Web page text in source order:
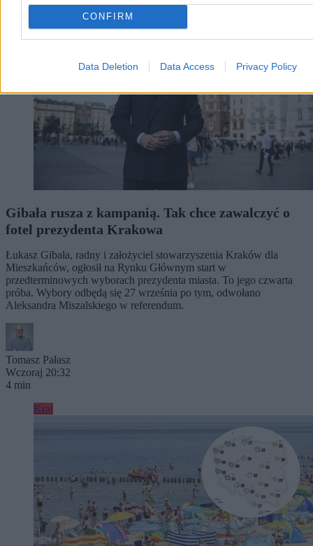
CONFIRM
Data Deletion Data Access Privacy Policy
Gibała rusza z kampanią. Tak chce zawalczyć o
fotel prezydenta Krakowa
Łukasz Gibała, radny i założyciel stowarzyszenia Kraków dla
Mieszkańców, ogłosił na Rynku Głównym start w
przedterminowych wyborach prezydenta miasta. To jego czwarta
próba. Wybory odbędą się 27 września po tym, odwołano
Aleksandra Miszalskiego w referendum.
Tomasz Pałasz
Wczoraj 20:32
4 min
Kraj